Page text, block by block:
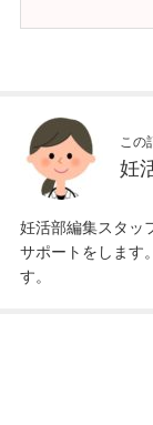
この
妊
妊活部編集スタッ
サポートをします
す。